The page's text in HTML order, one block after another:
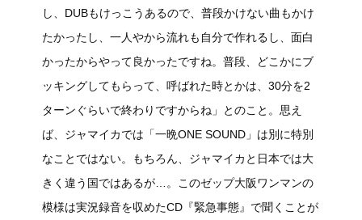
し、DUBもけっこうあるので、普段かけない曲もかけ
たかったし、一人やから流れも自分で作れるし、面白
かったからやって良かったですね。普段、どこかにブ
ッキングしてもらって、呼ばれた時とかは、30分を2
ターンぐらいで終わりですからね」とのこと。思え
ば、ジャマイカでは「一晩ONE SOUND」は別に特別
なことではない。もちろん、ジャマイカと日本では大
きく違う国ではあるが…。このゼップ大阪ワンマンの
模様は実況録音を収めたCD『緊急事態』で聞くことが